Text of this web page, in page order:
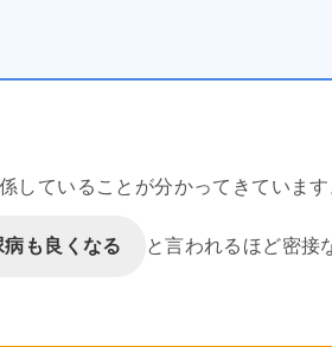
していることが分かってきています
も良くなる と言われるほど密接